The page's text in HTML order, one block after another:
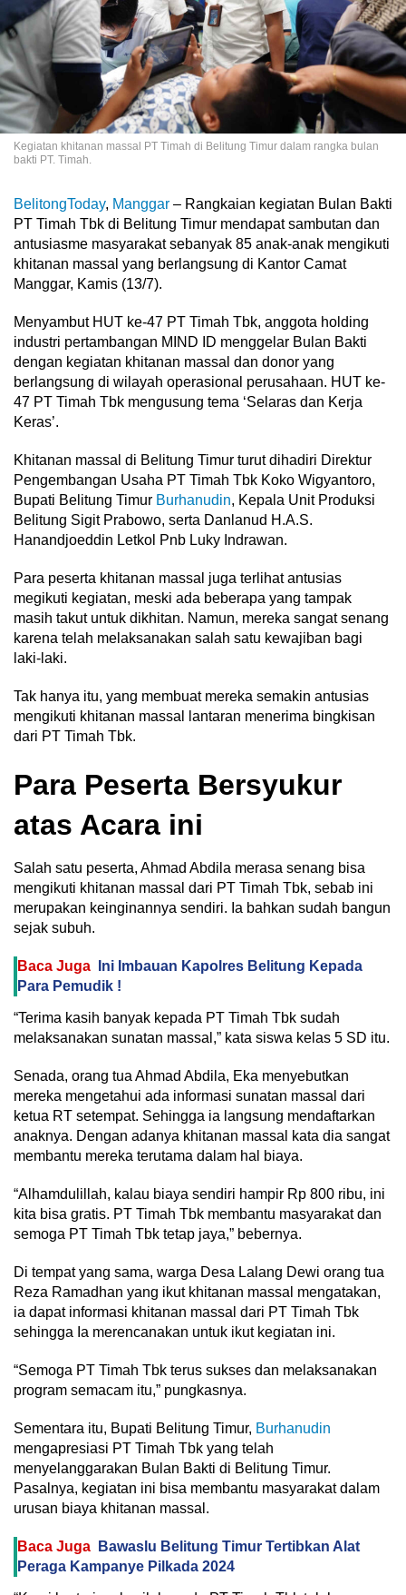
Kegiatan khitanan massal PT Timah di Belitung Timur dalam rangka bulan
bakti PT. Timah.
BelitongToday, Manggar – Rangkaian kegiatan Bulan Bakti
PT Timah Tbk di Belitung Timur mendapat sambutan dan
antusiasme masyarakat sebanyak 85 anak-anak mengikuti
khitanan massal yang berlangsung di Kantor Camat
Manggar, Kamis (13/7).
Menyambut HUT ke-47 PT Timah Tbk, anggota holding
industri pertambangan MIND ID menggelar Bulan Bakti
dengan kegiatan khitanan massal dan donor yang
berlangsung di wilayah operasional perusahaan. HUT ke-
47 PT Timah Tbk mengusung tema ‘Selaras dan Kerja
Keras’.
Khitanan massal di Belitung Timur turut dihadiri Direktur
Pengembangan Usaha PT Timah Tbk Koko Wigyantoro,
Bupati Belitung Timur Burhanudin, Kepala Unit Produksi
Belitung Sigit Prabowo, serta Danlanud H.A.S.
Hanandjoeddin Letkol Pnb Luky Indrawan.
Para peserta khitanan massal juga terlihat antusias
megikuti kegiatan, meski ada beberapa yang tampak
masih takut untuk dikhitan. Namun, mereka sangat senang
karena telah melaksanakan salah satu kewajiban bagi
laki-laki.
Tak hanya itu, yang membuat mereka semakin antusias
mengikuti khitanan massal lantaran menerima bingkisan
dari PT Timah Tbk.
Para Peserta Bersyukur
atas Acara ini
Salah satu peserta, Ahmad Abdila merasa senang bisa
mengikuti khitanan massal dari PT Timah Tbk, sebab ini
merupakan keinginannya sendiri. Ia bahkan sudah bangun
sejak subuh.
Baca Juga
Ini Imbauan Kapolres Belitung Kepada
Para Pemudik !
“Terima kasih banyak kepada PT Timah Tbk sudah
melaksanakan sunatan massal,” kata siswa kelas 5 SD itu.
Senada, orang tua Ahmad Abdila, Eka menyebutkan
mereka mengetahui ada informasi sunatan massal dari
ketua RT setempat. Sehingga ia langsung mendaftarkan
anaknya. Dengan adanya khitanan massal kata dia sangat
membantu mereka terutama dalam hal biaya.
“Alhamdulillah, kalau biaya sendiri hampir Rp 800 ribu, ini
kita bisa gratis. PT Timah Tbk membantu masyarakat dan
semoga PT Timah Tbk tetap jaya,” bebernya.
Di tempat yang sama, warga Desa Lalang Dewi orang tua
Reza Ramadhan yang ikut khitanan massal mengatakan,
ia dapat informasi khitanan massal dari PT Timah Tbk
sehingga Ia merencanakan untuk ikut kegiatan ini.
“Semoga PT Timah Tbk terus sukses dan melaksanakan
program semacam itu,” pungkasnya.
Sementara itu, Bupati Belitung Timur, Burhanudin
mengapresiasi PT Timah Tbk yang telah
menyelanggarakan Bulan Bakti di Belitung Timur.
Pasalnya, kegiatan ini bisa membantu masyarakat dalam
urusan biaya khitanan massal.
Baca Juga
Bawaslu Belitung Timur Tertibkan Alat
Peraga Kampanye Pilkada 2024